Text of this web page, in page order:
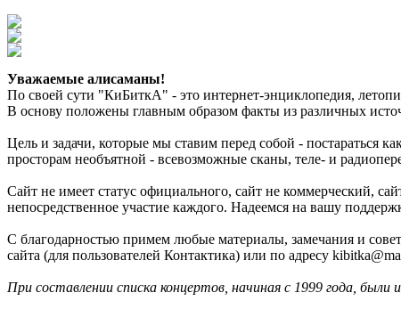
Уважаемые алисаманы!
По своей сути "КиБиткА" - это интернет-энциклопедия,
В основу положены главным образом факты из различных
Цель и задачи, которые мы ставим перед собой - постараться
просторам необъятной - всевозможные сканы, теле- и
Сайт не имеет статус официального, сайт не коммерческий,
непосредственное участие каждого. Надеемся на вашу
С благодарностью примем любые материалы, замечания и
сайта (для пользователей Контактика) или по адресу
При составлении списка концертов, начиная с 1999 года,